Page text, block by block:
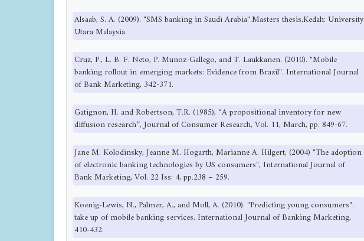
Alsaab, S. A. (2009). "SMS banking in Saudi Arabia".Masters thesis,Kedah: University
Utara Malaysia.
Cruz, P., L. B. F. Neto, P. Munoz-Gallego, and T. Laukkanen. (2010). "Mobile
banking rollout in emerging markets: Evidence from Brazil". International Journal
of Bank Marketing, 342-371.
Gatignon, H. and Robertson, T.R. (1985), “A propositional inventory for new
diffusion research”, Journal of Consumer Research, Vol. 11, March, pp. 849-67.
Jane M. Kolodinsky, Jeanne M. Hogarth, Marianne A. Hilgert, (2004) "The adoption
of electronic banking technologies by US consumers", International Journal of
Bank Marketing, Vol. 22 Iss: 4, pp.238 – 259.
Koenig-Lewis, N., Palmer, A., and Moll, A. (2010). "Predicting young consumers".
take up of mobile banking services. International Journal of Banking Marketing,
410-432.